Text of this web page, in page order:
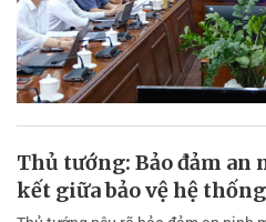
Thủ tướng: Bảo đảm
kết giữa bảo vệ hệ